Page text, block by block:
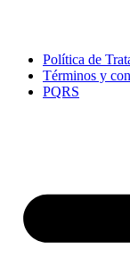
Política de
Términos y
PQRS